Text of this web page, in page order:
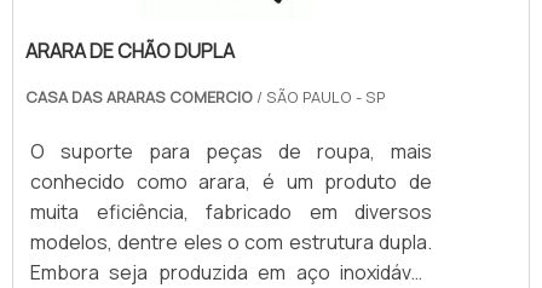
ARARA DE CHÃO DUPLA
CASA DAS ARARAS COMERCIO / SÃO PAULO - SP
O suporte para peças de roupa, mais
conhecido como arara, é um produto de
muita eficiência, fabricado em diversos
modelos, dentre eles o com estrutura dupla.
Embora seja produzida em aço inoxidável,